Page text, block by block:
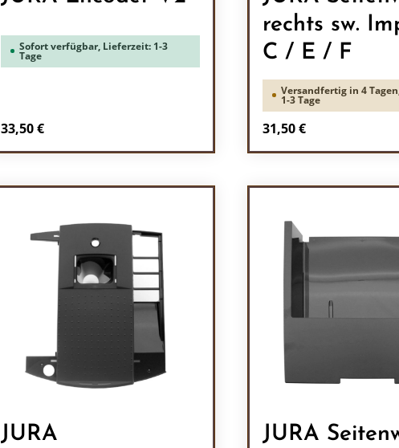
Sofort verfügbar, Lieferzeit: 1-3
Tage
Regulärer Preis:
33,50 €
rechts sw.
C / E / F
Versandfertig in 4
1-3 Tage
Regulärer Preis:
31,50 €
JURA
JURA